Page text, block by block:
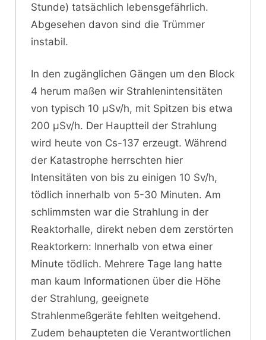
Stunde) tatsächlich lebensgefährlich.
Abgesehen davon sind die Trümmer
instabil.
In den zugänglichen Gängen um den Block
4 herum maßen wir Strahlenintensitäten
von typisch 10 μSv/h, mit Spitzen bis etwa
200 μSv/h. Der Hauptteil der Strahlung
wird heute von Cs-137 erzeugt. Während
der Katastrophe herrschten hier
Intensitäten von bis zu einigen 10 Sv/h,
tödlich innerhalb von 5-30 Minuten. Am
schlimmsten war die Strahlung in der
Reaktorhalle, direkt neben dem zerstörten
Reaktorkern: Innerhalb von etwa einer
Minute tödlich. Mehrere Tage lang hatte
man kaum Informationen über die Höhe
der Strahlung, geeignete
Strahlenmeßgeräte fehlten weitgehend.
Zudem behaupteten die Verantwortlichen